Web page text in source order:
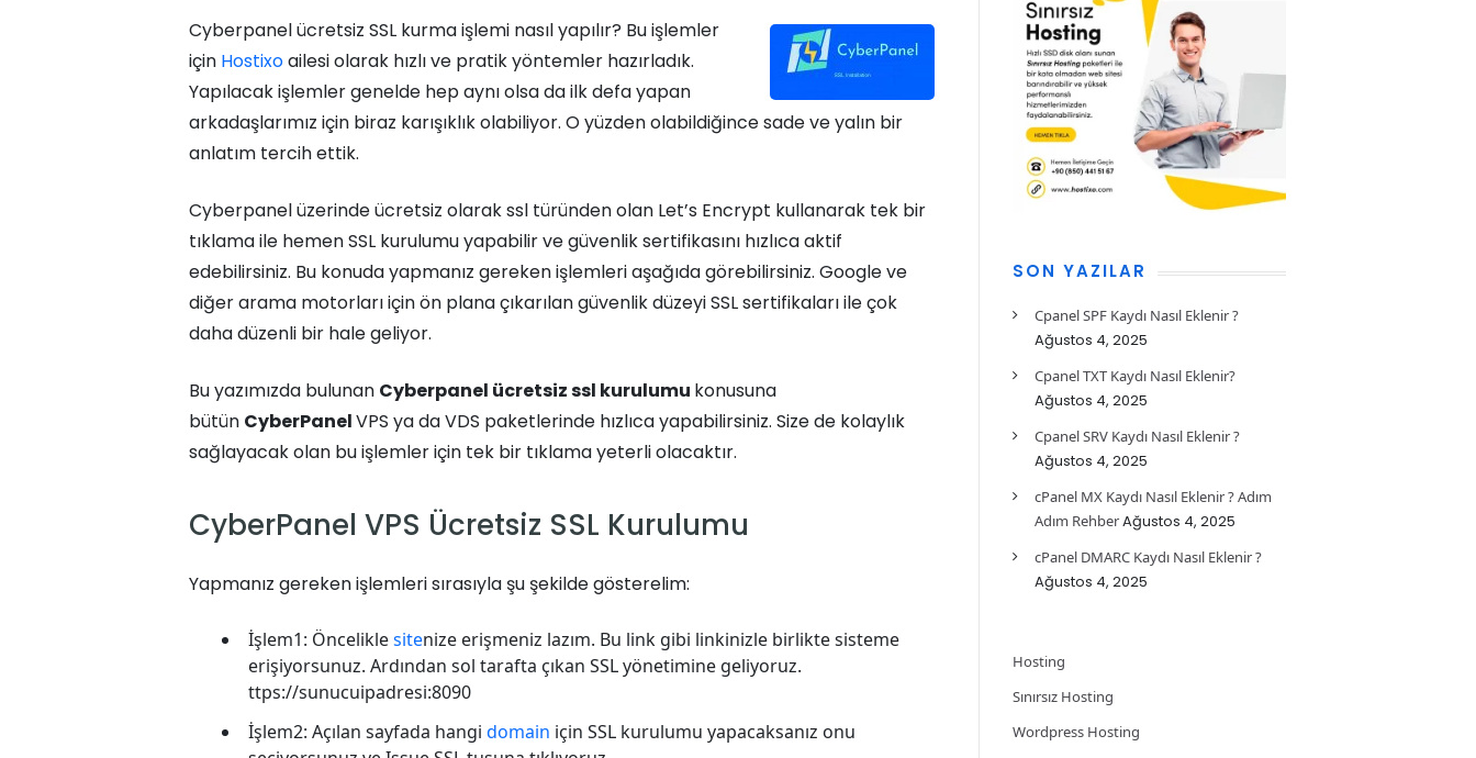
Cyberpanel ücretsiz SSL kurma işlemi nasıl yapılır? Bu işlemler
için Hostixoailesi olarak hızlı ve pratik yöntemler hazırladık.
Yapılacak işlemler genelde hep aynı olsa da ilk defa yapan
arkadaşlarımız için biraz karışıklık olabiliyor. O yüzden olabildiğince sade ve yalın bir
anlatım tercih ettik.
Cyberpanel üzerinde ücretsiz olarak ssl türünden olan Let’s Encrypt kullanarak tek bir
tıklama ile hemen SSL kurulumu yapabilir ve güvenlik sertifikasını hızlıca aktif
edebilirsiniz. Bu konuda yapmanız gereken işlemleri aşağıda görebilirsiniz. Google ve
diğer arama motorları için ön plana çıkarılan güvenlik düzeyi SSL sertifikaları ile çok
daha düzenli bir hale geliyor.
Bu yazımızda bulunan Cyberpanel ücretsiz ssl kurulumu konusuna
bütün CyberPanelVPS ya da VDS paketlerinde hızlıca yapabilirsiniz. Size de kolaylık
sağlayacak olan bu işlemler için tek bir tıklama yeterli olacaktır.
CyberPanel VPS Ücretsiz SSL Kurulumu
Yapmanız gereken işlemleri sırasıyla şu şekilde gösterelim:
İşlem1: Önceliklesitenize erişmeniz lazım. Bu link gibi linkinizle birlikte sisteme
erişiyorsunuz. Ardından sol tarafta çıkan SSL yönetimine geliyoruz.
ttps://sunucuipadresi:8090
İşlem2: Açılan sayfada hangi domain için SSL kurulumu yapacaksanız onu
SON YAZILAR
Cpanel SPF Kaydı Nasıl Eklenir ?
Ağustos 4, 2025
Cpanel TXT Kaydı Nasıl Eklenir?
Ağustos 4, 2025
Cpanel SRV Kaydı Nasıl Eklenir ?
Ağustos 4, 2025
cPanel MX Kaydı Nasıl Eklenir ? Adım
Adım RehberAğustos 4, 2025
cPanel DMARC Kaydı Nasıl Eklenir ?
Ağustos 4, 2025
Hosting
Sınırsız Hosting
Wordpress Hosting